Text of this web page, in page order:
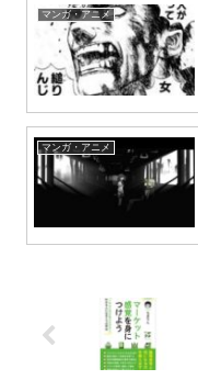
マンガ・アニメ
マンガ・アニメ